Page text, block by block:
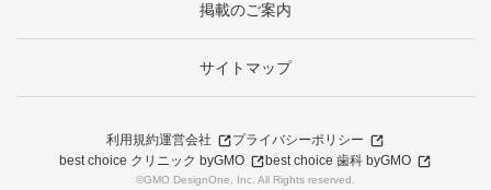
掲載のご案内
サイトマップ
利用規約運営会社
プライバシーポリシー
best choice クリニック byGMO
best choice 歯科 byGMO
©GMO DesignOne, Inc. All Rights reserved.